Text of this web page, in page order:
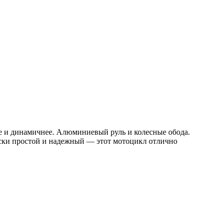
и динамичнее. Алюминиевый руль и колесные обода.
простой и надежный — этот мотоцикл отлично